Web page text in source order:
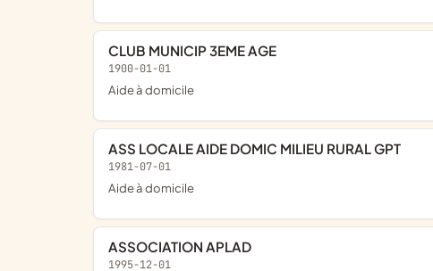
CLUB MUNICIP 3EME AGE
1900-01-01
Aide à domicile
ASS LOCALE AIDE DOMIC MILIEU RURAL GPT
1981-07-01
Aide à domicile
ASSOCIATION APLAD
1995-12-01